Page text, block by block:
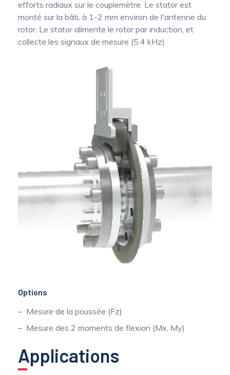
efforts radiaux sur le couplemètre. Le stator est
monté sur la bâti, à 1-2 mm environ de l'antenne du
rotor. Le stator alimente le rotor par induction, et
collecte les signaux de mesure (5.4 kHz)
Options
Mesure de la poussée (Fz)
Mesure des 2 moments de flexion (Mx, My)
Applications